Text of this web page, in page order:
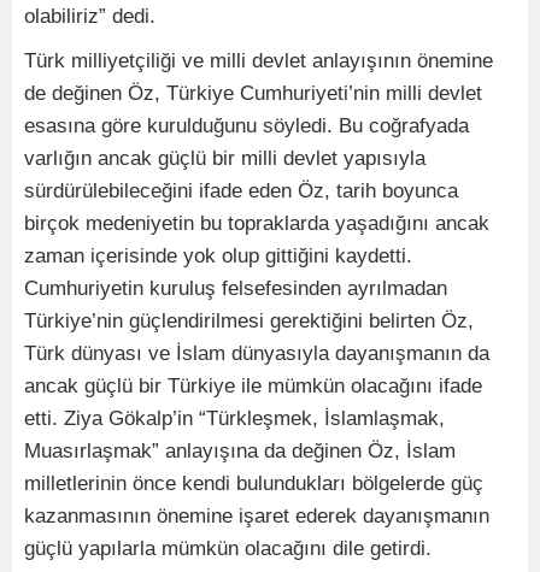
olabiliriz” dedi.
Türk milliyetçiliği ve milli devlet anlayışının önemine
de değinen Öz, Türkiye Cumhuriyeti’nin milli devlet
esasına göre kurulduğunu söyledi. Bu coğrafyada
varlığın ancak güçlü bir milli devlet yapısıyla
sürdürülebileceğini ifade eden Öz, tarih boyunca
birçok medeniyetin bu topraklarda yaşadığını ancak
zaman içerisinde yok olup gittiğini kaydetti.
Cumhuriyetin kuruluş felsefesinden ayrılmadan
Türkiye’nin güçlendirilmesi gerektiğini belirten Öz,
Türk dünyası ve İslam dünyasıyla dayanışmanın da
ancak güçlü bir Türkiye ile mümkün olacağını ifade
etti. Ziya Gökalp’in “Türkleşmek, İslamlaşmak,
Muasırlaşmak” anlayışına da değinen Öz, İslam
milletlerinin önce kendi bulundukları bölgelerde güç
kazanmasının önemine işaret ederek dayanışmanın
güçlü yapılarla mümkün olacağını dile getirdi.